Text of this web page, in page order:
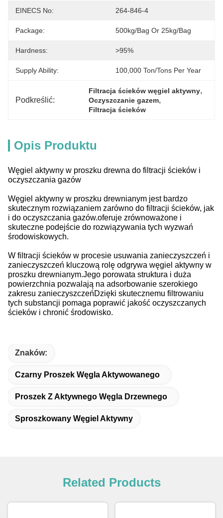
EINECS No: 264-846-4
Package: 500kg/bag Or 25kg/bag
Hardness: >95%
Supply Ability: 100,000 Ton/Tons Per Year
Podkreślić:
Filtracja ścieków węgiel aktywny,
Oczyszczanie gazem,
Filtracja ścieków
Opis Produktu
Węgiel aktywny w proszku drewna do filtracji ścieków i
oczyszczania gazów
Węgiel aktywny w proszku drewnianym jest bardzo
skutecznym rozwiązaniem zarówno do filtracji ścieków, jak
i do oczyszczania gazów.oferuje zrównoważone i
skuteczne podejście do rozwiązywania tych wyzwań
środowiskowych.
W filtracji ścieków w procesie usuwania zanieczyszczeń i
zanieczyszczeń kluczową rolę odgrywa węgiel aktywny w
proszku drewnianym.Jego porowata struktura i duża
powierzchnia pozwalają na adsorbowanie szerokiego
zakresu zanieczyszczeńDzięki skutecznemu filtrowaniu
tych substancji pomaga poprawić jakość oczyszczanych
ścieków i chronić środowisko.
Znaków:
Czarny Proszek Węgla Aktywowanego
Proszek Z Aktywnego Węgla Drzewnego
Sproszkowany Węgiel Aktywny
Related Products